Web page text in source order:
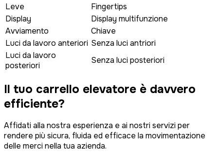
Leve
Fingertips
Display
Display multifunzione
Avviamento
Chiave
Luci da lavoro anteriori Senza luci antriori
Luci da lavoro
posteriori
Senza luci posteriori
Il tuo carrello elevatore è davvero
efficiente?
Affidati alla nostra esperienza e ai nostri servizi per
rendere più sicura, fluida ed efficace la movimentazione
delle merci nella tua azienda.